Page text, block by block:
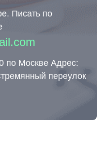
Писать по
по Москве Адрес:
переулок